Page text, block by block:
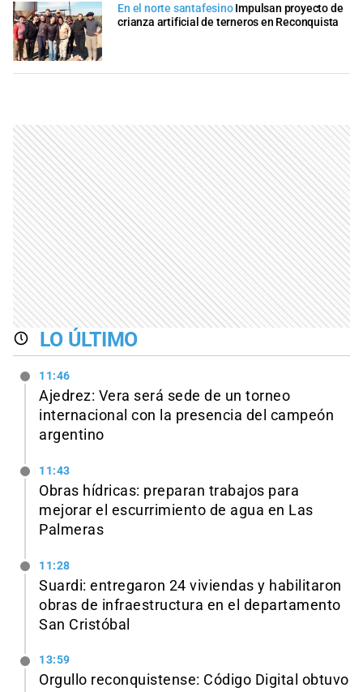
En el norte santafesino Impulsan proyecto de
crianza artificial de terneros en Reconquista
LO ÚLTIMO
11:46
Ajedrez: Vera será sede de un torneo
internacional con la presencia del campeón
argentino
11:43
Obras hídricas: preparan trabajos para
mejorar el escurrimiento de agua en Las
Palmeras
11:28
Suardi: entregaron 24 viviendas y habilitaron
obras de infraestructura en el departamento
San Cristóbal
13:59
Orgullo reconquistense: Código Digital obtuvo